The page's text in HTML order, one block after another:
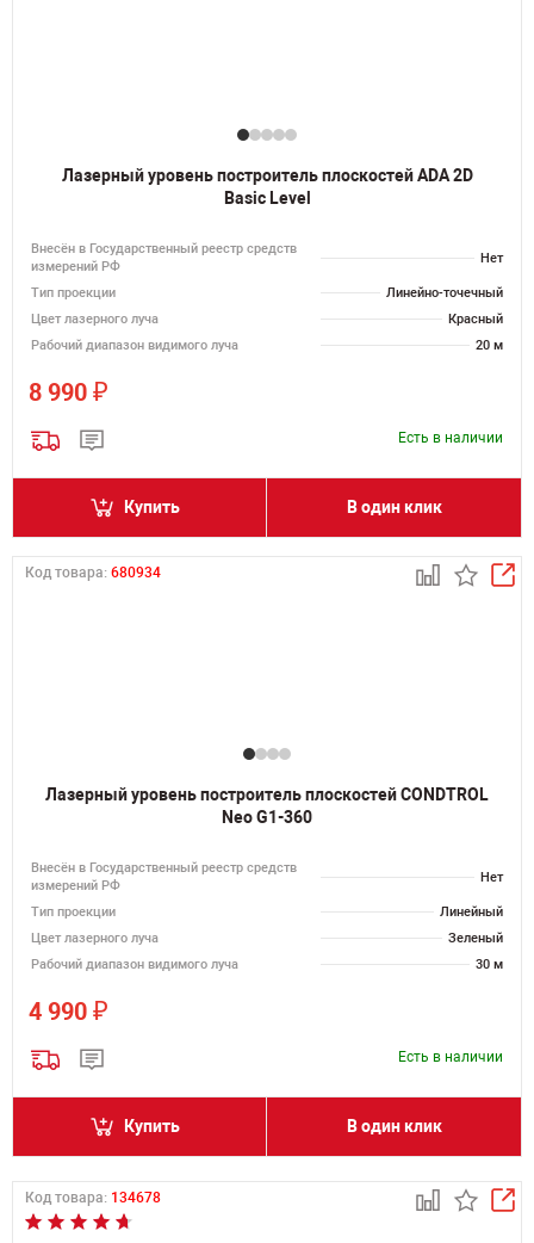
Лазерный уровень построитель плоскостей ADA 2D
Basic Level
Внесён в Государственный реестр средств
измерений РФ
Нет
Тип проекции
Линейно-точечный
Цвет лазерного луча
Красный
Рабочий диапазон видимого луча
20 м
8 990 ₽
Есть в наличии
Купить В один клик
Код товара: 680934
Лазерный уровень построитель плоскостей CONDTROL
Neo G1-360
Внесён в Государственный реестр средств
измерений РФ
Нет
Тип проекции
Линейный
Цвет лазерного луча
Зеленый
Рабочий диапазон видимого луча
30 м
4 990 ₽
Есть в наличии
Купить В один клик
Код товара: 134678